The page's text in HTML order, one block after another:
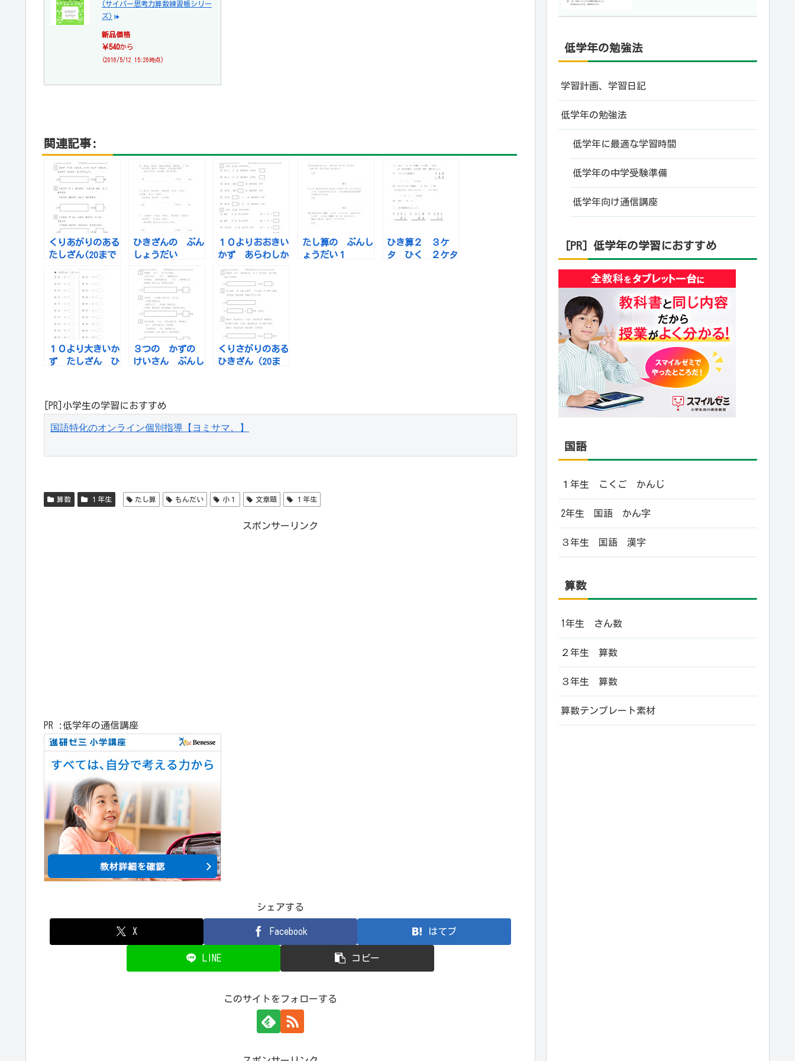
(サイパー思考力算数練習帳シリー
ズ)
新品価格
￥540から
(2016/5/12 15:26時点)
関連記事:
くりあがりのある
たしざん(20まで
の たしざん）
ぶんしょうだい
ひきざんの ぶん
しょうだい
１０よりおおきい
かず あらわしか
た
たし算の ぶんし
ょうだい１
ひき算２ ３ケ
タ ひく ２ケタ
１０より大きいか
ず たしざん ひ
３つの かずの
けいさん ぶんし
くりさがりのある
ひきざん（20ま
[PR]小学生の学習におすすめ
国語特化のオンライン個別指導【ヨミサマ。】
算数 １年生 たし算 もんだい 小１ 文章題 １年生
スポンサーリンク
PR :低学年の通信講座
シェアする
X Facebook はてブ
LINE コピー
このサイトをフォローする
低学年の勉強法
学習計画、学習日記
低学年の勉強法
低学年に最適な学習時間
低学年の中学受験準備
低学年向け通信講座
[PR] 低学年の学習におすすめ
国語
１年生 こくご かんじ
2年生 国語 かん字
３年生 国語 漢字
算数
1年生 さん数
２年生 算数
３年生 算数
算数テンプレート素材